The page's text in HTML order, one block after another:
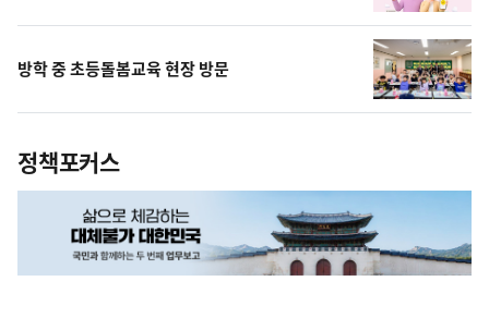
방학 중 초등돌봄교육 현장 방문
정책포커스